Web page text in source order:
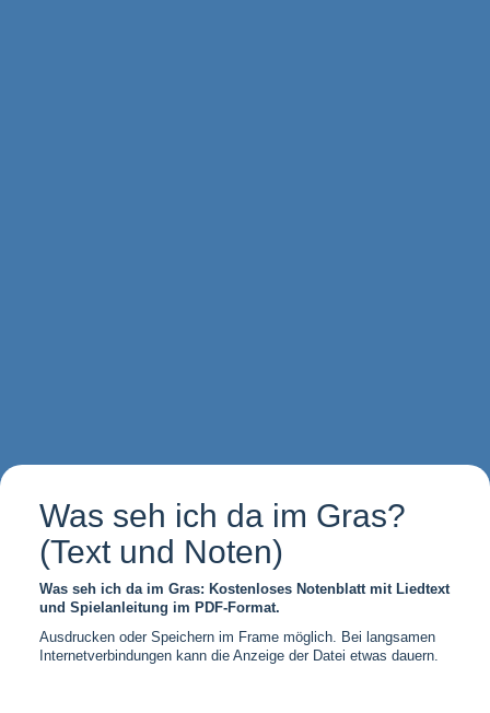
Was seh ich da im Gras?
(Text und Noten)
Was seh ich da im Gras: Kostenloses Notenblatt mit Liedtext
und Spielanleitung im PDF-Format.
Ausdrucken oder Speichern im Frame möglich. Bei langsamen
Internetverbindungen kann die Anzeige der Datei etwas dauern.